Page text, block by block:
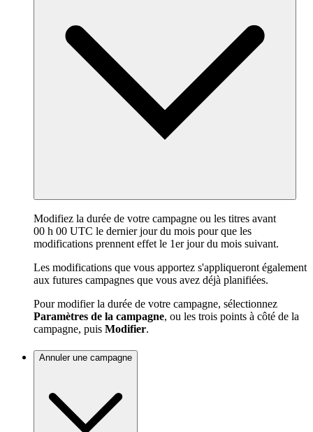
Modifiez la durée de votre campagne ou les titres avant
00 h 00 UTC le dernier jour du mois pour que les
modifications prennent effet le 1er jour du mois suivant.
Les modifications que vous apportez s'appliqueront également
aux futures campagnes que vous avez déjà planifiées.
Pour modifier la durée de votre campagne, sélectionnez
Paramètres de la campagne, ou les trois points à côté de la
campagne, puis Modifier.
Annuler une campagne